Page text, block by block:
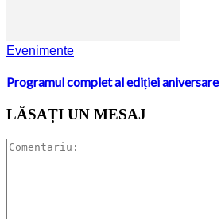
Evenimente
Programul complet al ediției
LĂSAȚI UN MESAJ